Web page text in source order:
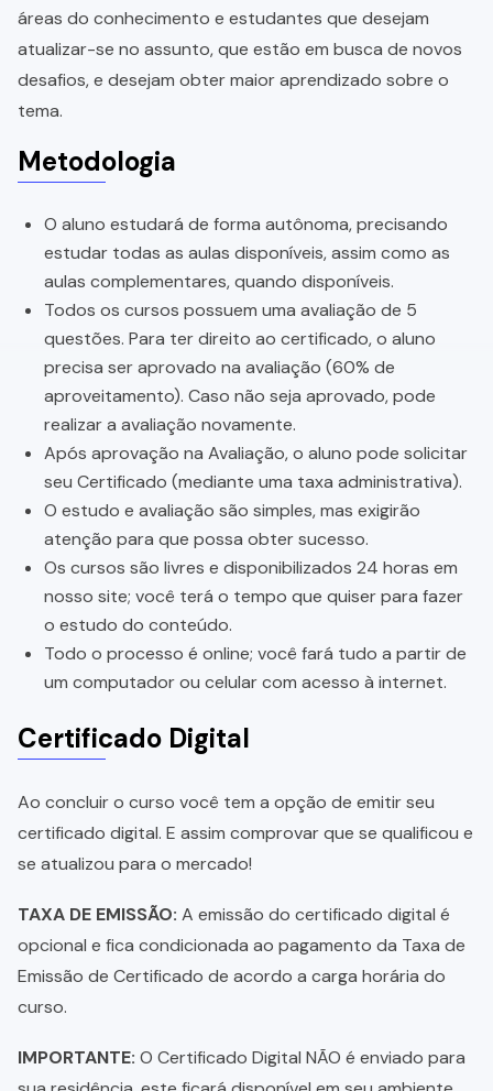
áreas do conhecimento e estudantes que desejam
atualizar-se no assunto, que estão em busca de novos
desafios, e desejam obter maior aprendizado sobre o
tema.
Metodologia
O aluno estudará de forma autônoma, precisando
estudar todas as aulas disponíveis, assim como as
aulas complementares, quando disponíveis.
Todos os cursos possuem uma avaliação de 5
questões. Para ter direito ao certificado, o aluno
precisa ser aprovado na avaliação (60% de
aproveitamento). Caso não seja aprovado, pode
realizar a avaliação novamente.
Após aprovação na Avaliação, o aluno pode solicitar
seu Certificado (mediante uma taxa administrativa).
O estudo e avaliação são simples, mas exigirão
atenção para que possa obter sucesso.
Os cursos são livres e disponibilizados 24 horas em
nosso site; você terá o tempo que quiser para fazer
o estudo do conteúdo.
Todo o processo é online; você fará tudo a partir de
um computador ou celular com acesso à internet.
Certificado Digital
Ao concluir o curso você tem a opção de emitir seu
certificado digital. E assim comprovar que se qualificou e
se atualizou para o mercado!
TAXA DE EMISSÃO: A emissão do certificado digital é
opcional e fica condicionada ao pagamento da Taxa de
Emissão de Certificado de acordo a carga horária do
curso.
IMPORTANTE: O Certificado Digital NÃO é enviado para